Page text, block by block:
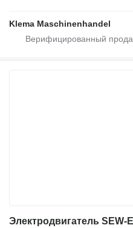
Klema Maschinenhandel